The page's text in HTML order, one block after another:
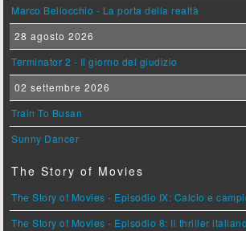
Marco Bellocchio - La porta della realtà
28 agosto 2026
Terminator 2 - Il giorno del giudizio
02 settembre 2026
Train To Busan
Sunny Dancer
The Story of Movies
The Story of Movies - Episodio IX: Calcio e
The Story of Movies - Episodio 8: Il thriller italiano